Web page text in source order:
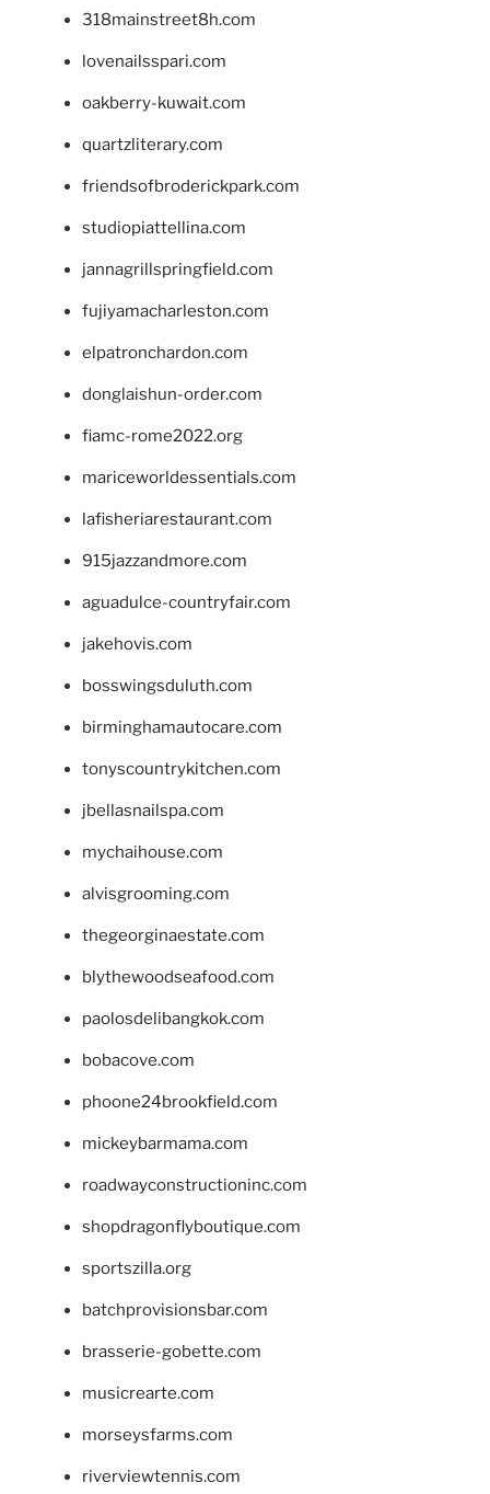
318mainstreet8h.com
lovenailsspari.com
oakberry-kuwait.com
quartzliterary.com
friendsofbroderickpark.com
studiopiattellina.com
jannagrillspringfield.com
fujiyamacharleston.com
elpatronchardon.com
donglaishun-order.com
fiamc-rome2022.org
mariceworldessentials.com
lafisheriarestaurant.com
915jazzandmore.com
aguadulce-countryfair.com
jakehovis.com
bosswingsduluth.com
birminghamautocare.com
tonyscountrykitchen.com
jbellasnailspa.com
mychaihouse.com
alvisgrooming.com
thegeorginaestate.com
blythewoodseafood.com
paolosdelibangkok.com
bobacove.com
phoone24brookfield.com
mickeybarmama.com
roadwayconstructioninc.com
shopdragonflyboutique.com
sportszilla.org
batchprovisionsbar.com
brasserie-gobette.com
musicrearte.com
morseysfarms.com
riverviewtennis.com